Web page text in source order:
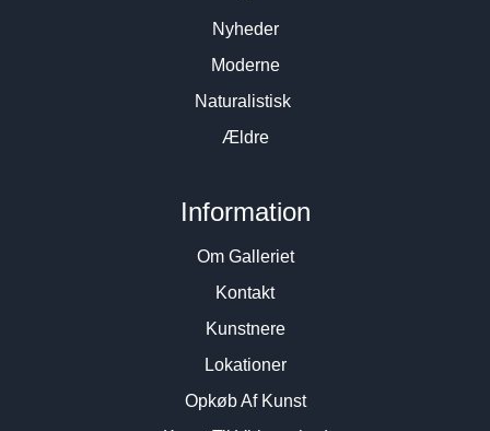
Nyheder
Moderne
Naturalistisk
Ældre
Information
Om Galleriet
Kontakt
Kunstnere
Lokationer
Opkøb Af Kunst